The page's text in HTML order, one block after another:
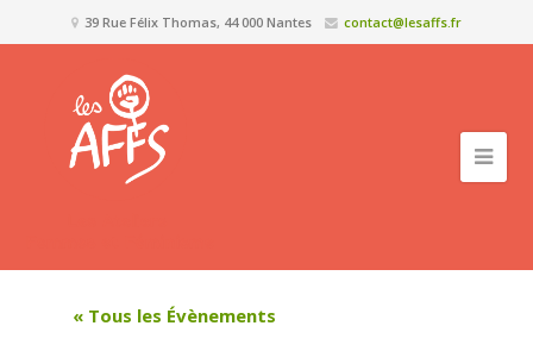
39 Rue Félix Thomas, 44 000 Nantes contact@lesaffs.fr
« Tous les Évènements